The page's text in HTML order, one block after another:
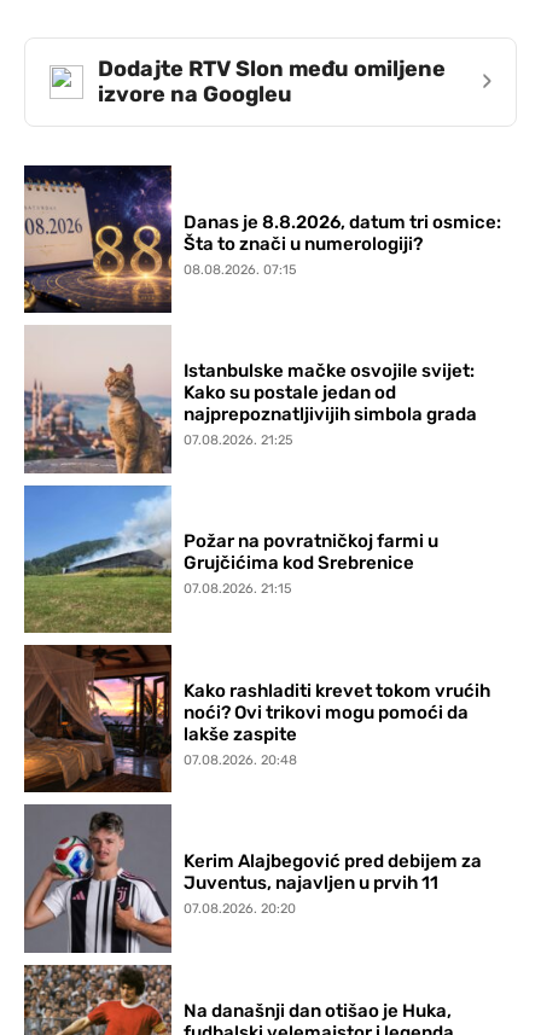
Dodajte RTV Slon među omiljene
izvore na Googleu
›
Danas je 8.8.2026, datum tri osmice:
Šta to znači u numerologiji?
08.08.2026. 07:15
Istanbulske mačke osvojile svijet:
Kako su postale jedan od
najprepoznatljivijih simbola grada
07.08.2026. 21:25
Požar na povratničkoj farmi u
Grujčićima kod Srebrenice
07.08.2026. 21:15
Kako rashladiti krevet tokom vrućih
noći? Ovi trikovi mogu pomoći da
lakše zaspite
07.08.2026. 20:48
Kerim Alajbegović pred debijem za
Juventus, najavljen u prvih 11
07.08.2026. 20:20
Na današnji dan otišao je Huka,